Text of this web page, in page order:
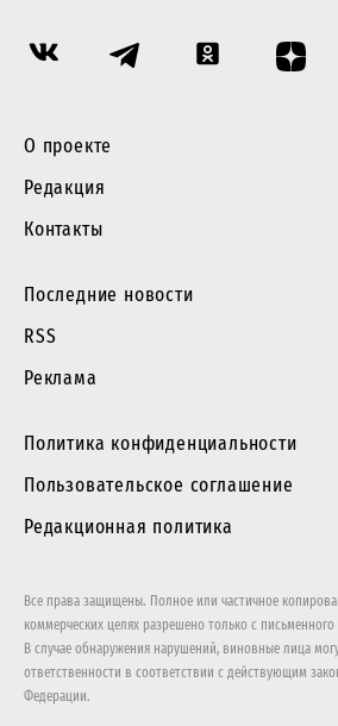
О проекте
Редакция
Контакты
Последние новости
RSS
Реклама
Политика конфиденциальности
Пользовательское соглашение
Редакционная политика
Все права защищены. Полное или частичное
коммерческих целях разрешено только с
В случае обнаружения нарушений, виновные лица
ответственности в соответствии с действующим
Федерации.